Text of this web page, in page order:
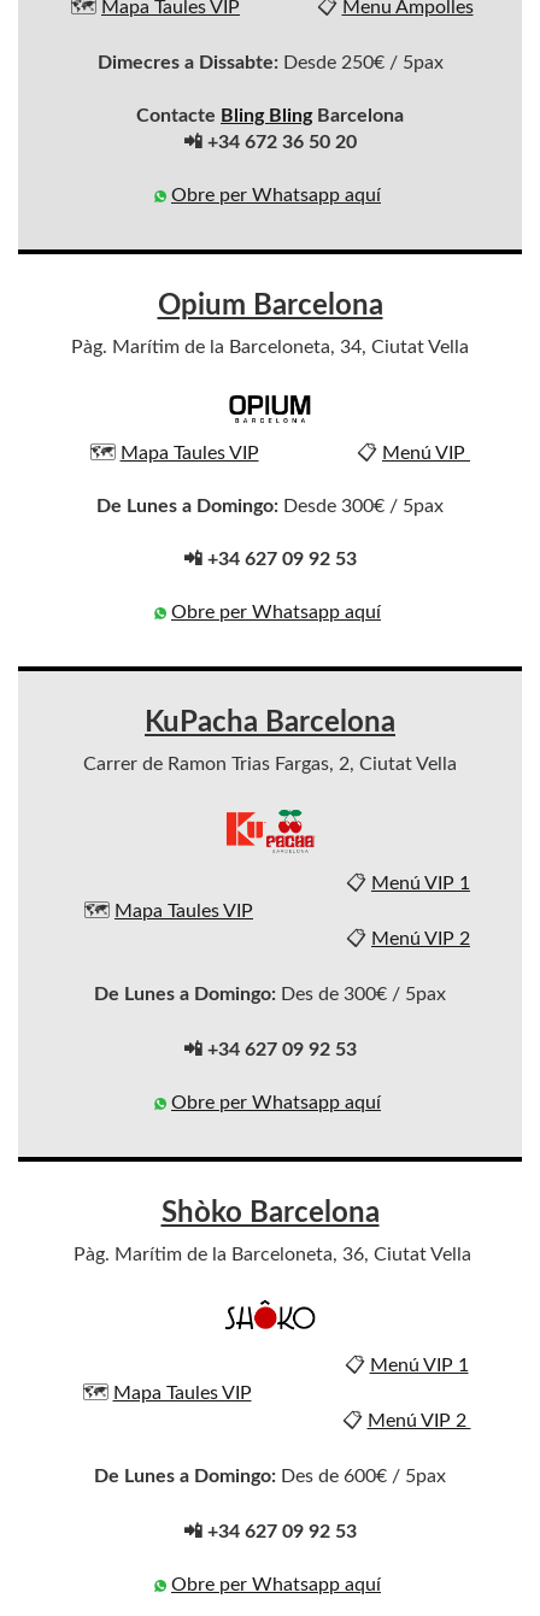
🗺️ Mapa Taules VIP 📋 Menu Ampolles
Dimecres a Dissabte:Desde 250€ / 5pax
Contacte Bling BlingBarcelona
📲 +34 672 36 50 20
Obre per Whatsapp aquí
Opium Barcelona
Pàg. Marítim de la Barceloneta, 34, Ciutat Vella
🗺️ Mapa Taules VIP 📋 Menú VIP
De Lunes a Domingo: Desde 300€ / 5pax
📲 +34 627 09 92 53
Obre per Whatsapp aquí
KuPacha Barcelona
Carrer de Ramon Trias Fargas, 2, Ciutat Vella
🗺️ Mapa Taules VIP
📋 Menú VIP 1
📋 Menú VIP 2
De Lunes a Domingo: Des de 300€ / 5pax
📲 +34 627 09 92 53
Obre per Whatsapp aquí
Shòko Barcelona
Pàg. Marítim de la Barceloneta, 36, Ciutat Vella
🗺️ Mapa Taules VIP
📋 Menú VIP 1
📋 Menú VIP 2
De Lunes a Domingo: Des de 600€ / 5pax
📲 +34 627 09 92 53
Obre per Whatsapp aquí